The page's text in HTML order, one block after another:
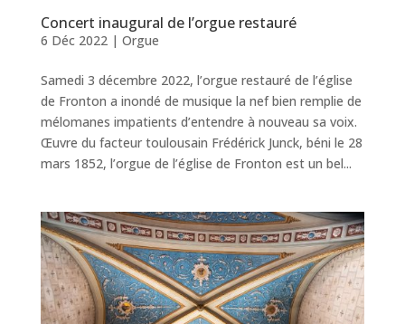
Concert inaugural de l’orgue restauré
6 Déc 2022| Orgue
Samedi 3 décembre 2022, l’orgue restauré de l’église
de Fronton a inondé de musique la nef bien remplie de
mélomanes impatients d’entendre à nouveau sa voix.
Œuvre du facteur toulousain Frédérick Junck, béni le 28
mars 1852, l’orgue de l’église de Fronton est un bel...